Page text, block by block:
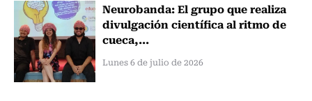
Neurobanda: El grupo que realiza
divulgación científica al ritmo de
cueca,...
Lunes 6 de julio de 2026